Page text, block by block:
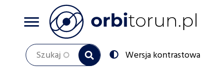
Szukaj
Przełącz
na:
Wersja kontrastowa